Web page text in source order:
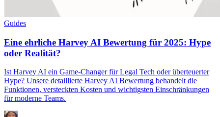
Guides
Eine ehrliche Harvey AI Bewertung für 2025: Hype
oder Realität?
Ist Harvey AI ein Game-Changer für Legal Tech oder überteuerter
Hype? Unsere detaillierte Harvey AI Bewertung behandelt die
Funktionen, versteckten Kosten und wichtigsten Einschränkungen
für moderne Teams.